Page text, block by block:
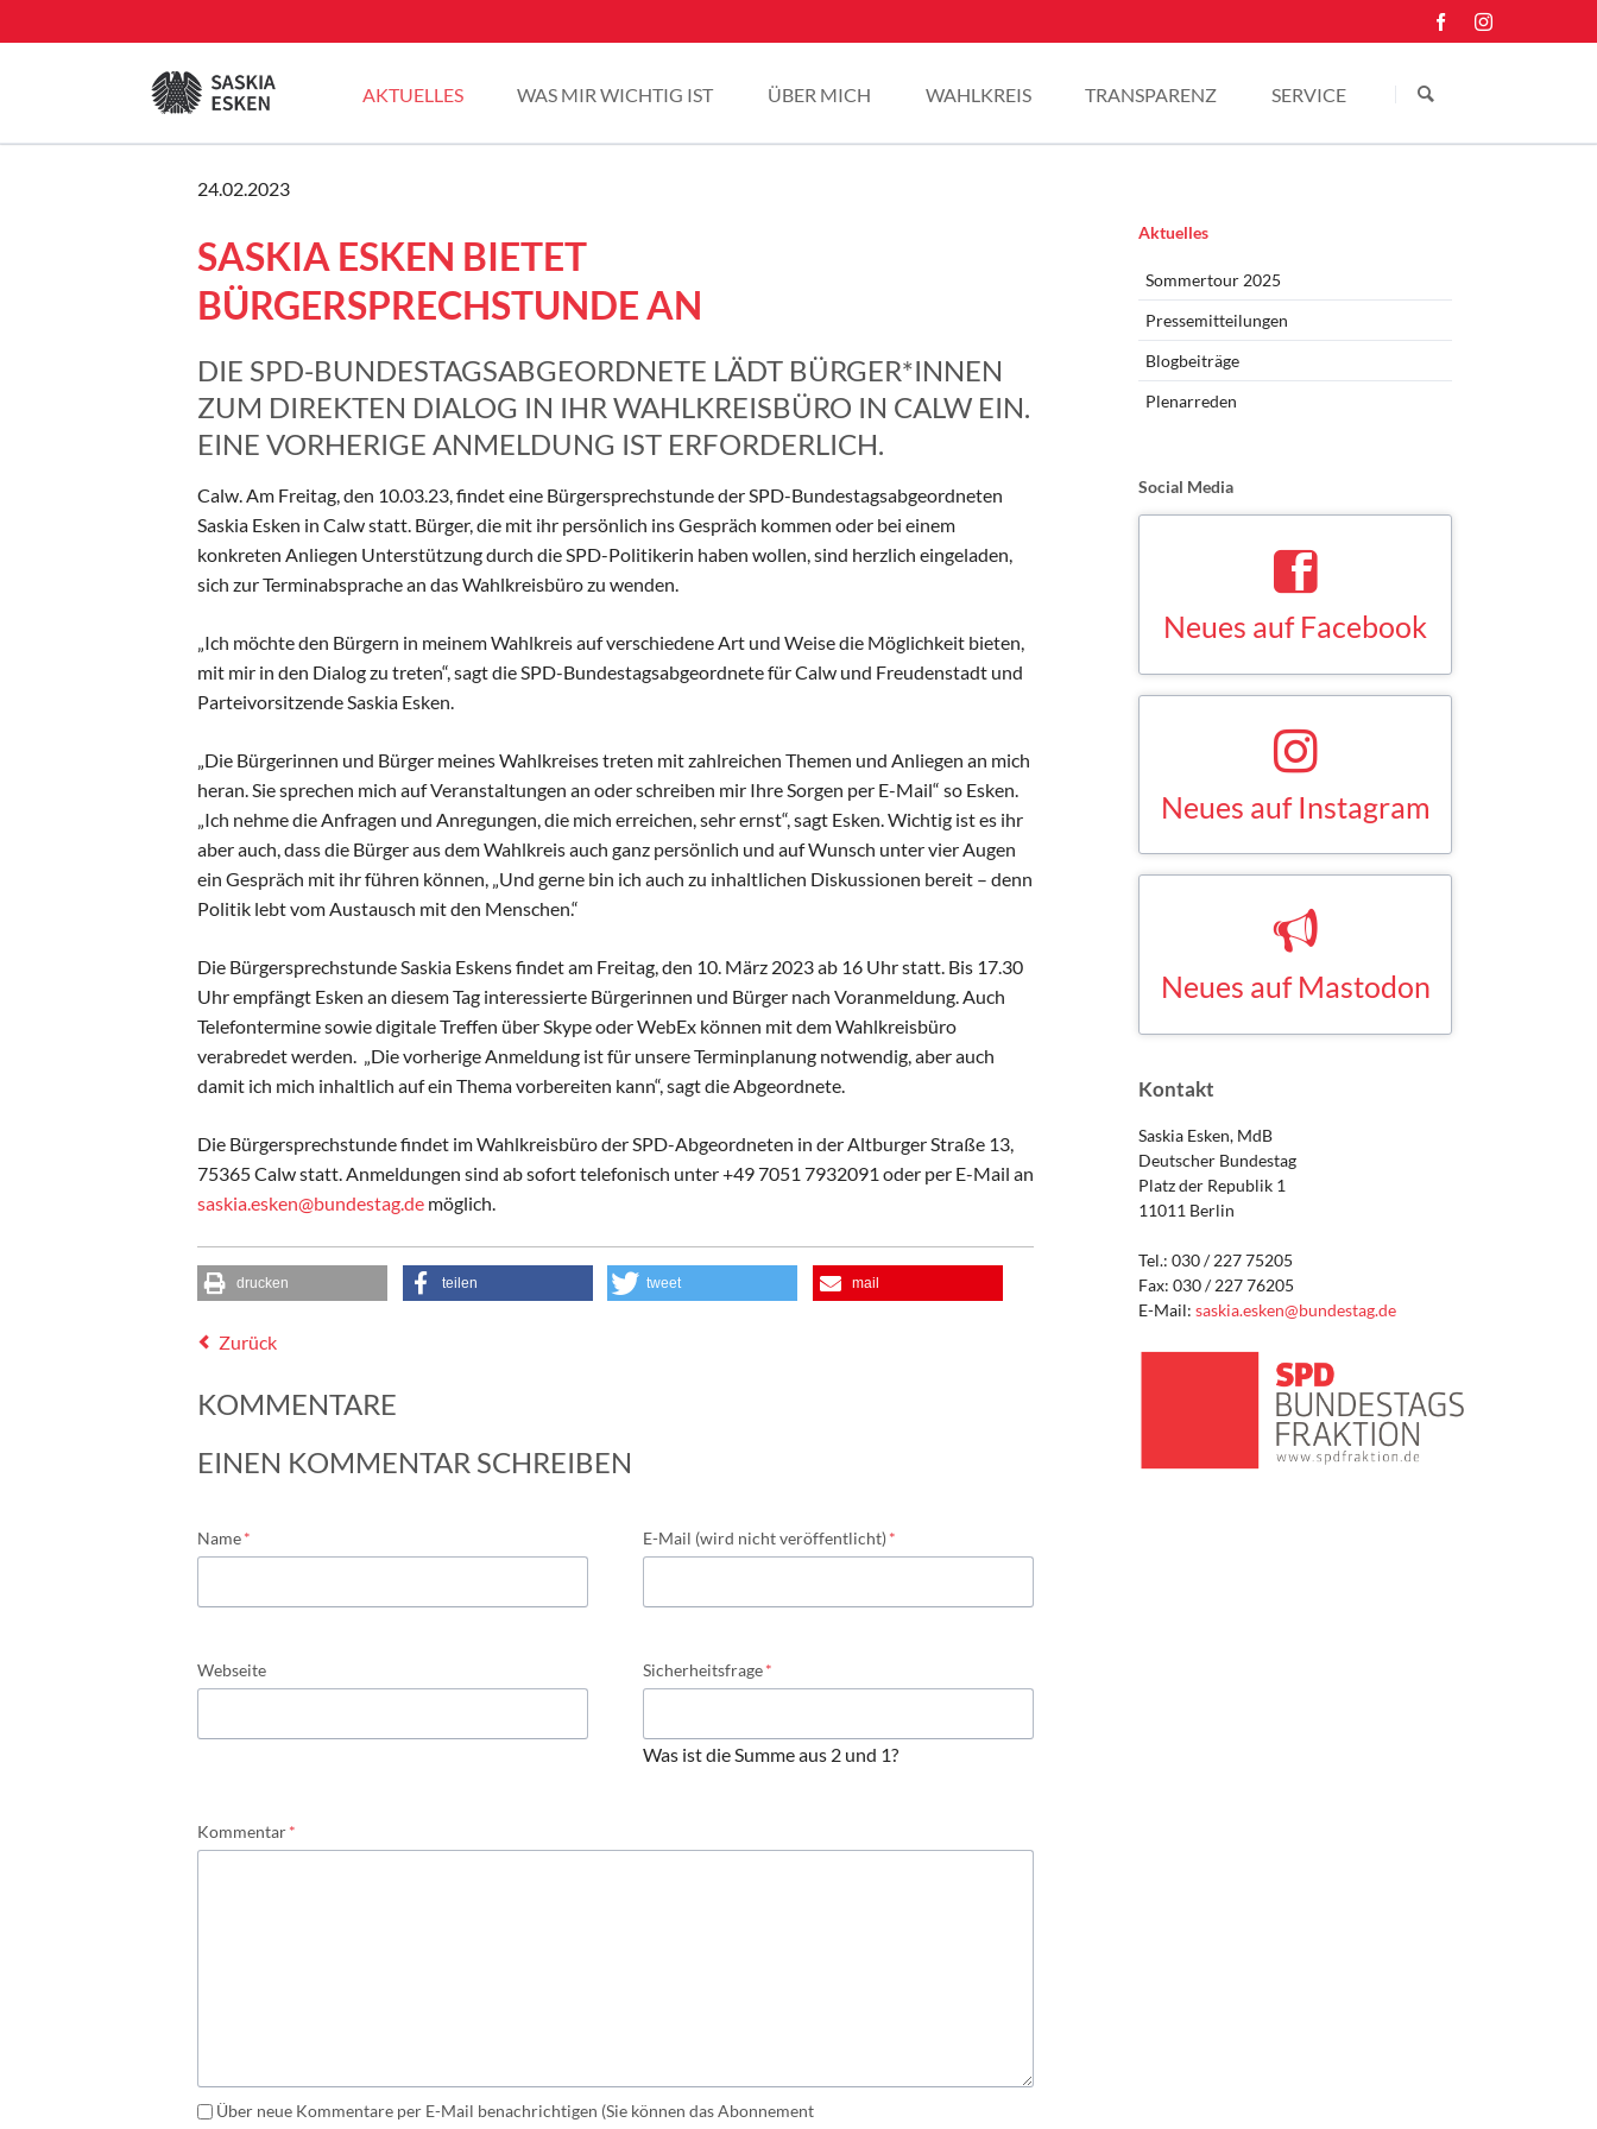
überspringen
AKTUELLES
Blogbeiträge
Plenarreden
WAS MIR WICHTIG IST ÜBER MICH WAHLKREIS TRANSPARENZ SERVICE
24.02.2023
SASKIA ESKEN BIETET
BÜRGERSPRECHSTUNDE AN
DIE SPD-BUNDESTAGSABGEORDNETE LÄDT BÜRGER*INNEN
ZUM DIREKTEN DIALOG IN IHR WAHLKREISBÜRO IN CALW EIN.
EINE VORHERIGE ANMELDUNG IST ERFORDERLICH.
Calw. Am Freitag, den 10.03.23, findet eine Bürgersprechstunde der SPD-Bundestagsabgeordneten
Saskia Esken in Calw statt. Bürger, die mit ihr persönlich ins Gespräch kommen oder bei einem
konkreten Anliegen Unterstützung durch die SPD-Politikerin haben wollen, sind herzlich eingeladen,
sich zur Terminabsprache an das Wahlkreisbüro zu wenden.
„Ich möchte den Bürgern in meinem Wahlkreis auf verschiedene Art und Weise die Möglichkeit bieten,
mit mir in den Dialog zu treten“, sagt die SPD-Bundestagsabgeordnete für Calw und Freudenstadt und
Parteivorsitzende Saskia Esken.
„Die Bürgerinnen und Bürger meines Wahlkreises treten mit zahlreichen Themen und Anliegen an mich
heran. Sie sprechen mich auf Veranstaltungen an oder schreiben mir Ihre Sorgen per E-Mail“ so Esken.
„Ich nehme die Anfragen und Anregungen, die mich erreichen, sehr ernst“, sagt Esken. Wichtig ist es ihr
aber auch, dass die Bürger aus dem Wahlkreis auch ganz persönlich und auf Wunsch unter vier Augen
ein Gespräch mit ihr führen können, „Und gerne bin ich auch zu inhaltlichen Diskussionen bereit – denn
Politik lebt vom Austausch mit den Menschen.“
Die Bürgersprechstunde Saskia Eskens findet am Freitag, den 10. März 2023 ab 16 Uhr statt. Bis 17.30
Uhr empfängt Esken an diesem Tag interessierte Bürgerinnen und Bürger nach Voranmeldung. Auch
Telefontermine sowie digitale Treffen über Skype oder WebEx können mit dem Wahlkreisbüro
verabredet werden. „Die vorherige Anmeldung ist für unsere Terminplanung notwendig, aber auch
damit ich mich inhaltlich auf ein Thema vorbereiten kann“, sagt die Abgeordnete.
Die Bürgersprechstunde findet im Wahlkreisbüro der SPD-Abgeordneten in der Altburger Straße 13,
75365 Calw statt. Anmeldungen sind ab sofort telefonisch unter +49 7051 7932091 oder per E-Mail an
saskia.esken@bundestag.de möglich.
drucken teilen tweet mail
Zurück
KOMMENTARE
EINEN KOMMENTAR SCHREIBEN
Pflichtfeld
Name* Pflichtfeld
E-Mail (wird nicht veröffentlicht)*
Webseite Pflichtfeld
Sicherheitsfrage*
Was ist die Summe aus 2 und 1?
Pflichtfeld
Kommentar*
Über neue Kommentare per E-Mail benachrichtigen (Sie können das Abonnement
Navigation
Aktuelles
Sommertour 2025
Pressemitteilungen
Blogbeiträge
Plenarreden
Social Media
Neues auf Facebook
Saskia Esken bei Facebook
FACEBOOK
Neues auf Instagram
Saskia Esken bei Instagram
INSTAGRAM
Neues auf Mastodon
Saskia Esken bei Mastodon
MASTODON
Kontakt
Saskia Esken, MdB
Deutscher Bundestag
Platz der Republik 1
11011 Berlin
Tel.: 030 / 227 75205
Fax: 030 / 227 76205
E-Mail:saskia.esken@bundestag.de